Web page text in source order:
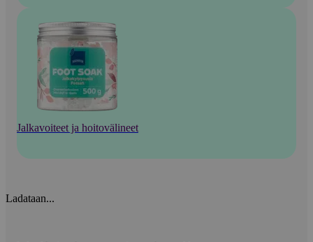
Jalkavoiteet ja hoitovälineet
Ladataan...